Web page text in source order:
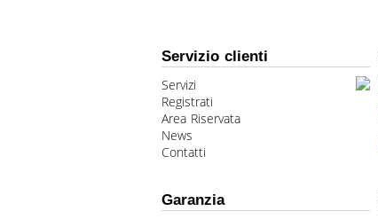
Servizio clienti
Servizi
Registrati
Area Riservata
News
Contatti
Garanzia